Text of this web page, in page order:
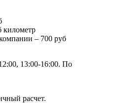
– 700 руб
13:00-16:00. По
расчет.